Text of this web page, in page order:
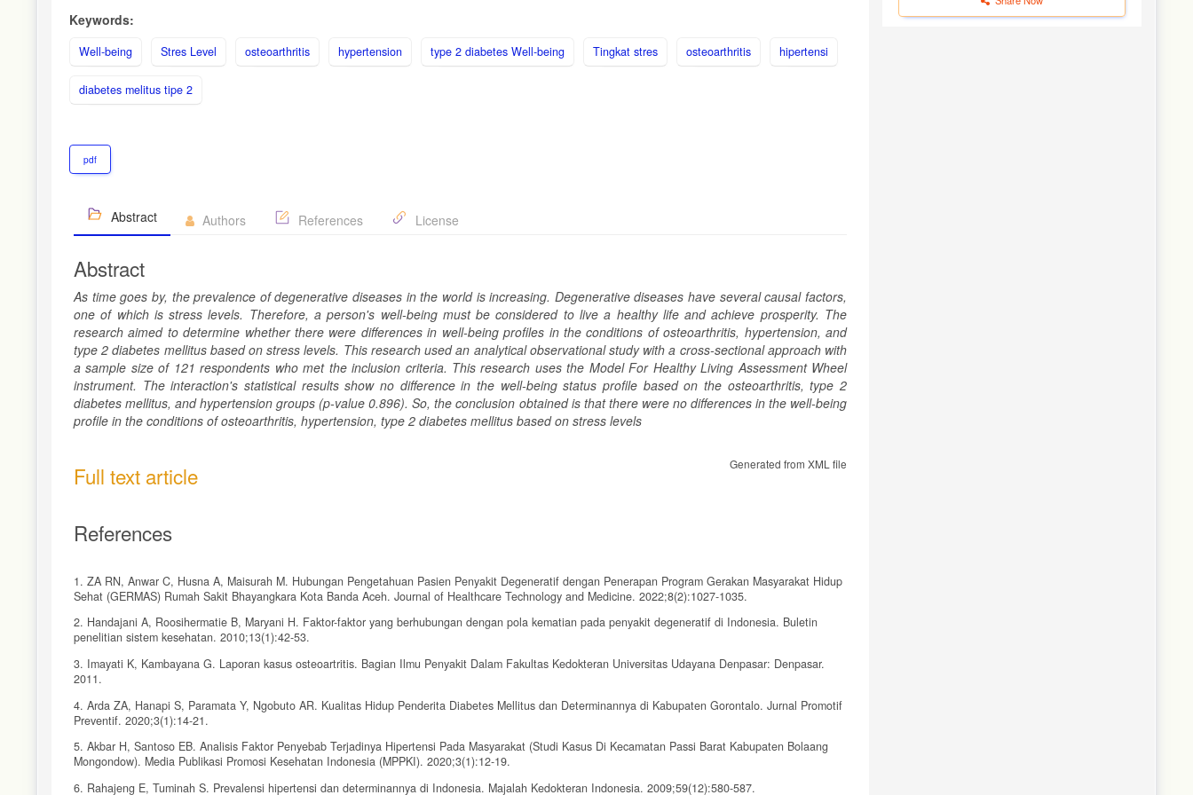
Keywords:
Well-being Stres Level osteoarthritis hypertension type 2 diabetes Well-being Tingkat stres osteoarthritis hipertensi
diabetes melitus tipe 2
pdf
Abstract Authors References License
Abstract
As time goes by, the prevalence of degenerative diseases in the world is increasing. Degenerative diseases have several causal factors,
one of which is stress levels. Therefore, a person's well-being must be considered to live a healthy life and achieve prosperity. The
research aimed to determine whether there were differences in well-being profiles in the conditions of osteoarthritis, hypertension, and
type 2 diabetes mellitus based on stress levels. This research used an analytical observational study with a cross-sectional approach with
a sample size of 121 respondents who met the inclusion criteria. This research uses the Model For Healthy Living Assessment Wheel
instrument. The interaction's statistical results show no difference in the well-being status profile based on the osteoarthritis, type 2
diabetes mellitus, and hypertension groups (p-value 0.896). So, the conclusion obtained is that there were no differences in the well-being
profile in the conditions of osteoarthritis, hypertension, type 2 diabetes mellitus based on stress levels
Full text article Generated from XML file
References
1. ZA RN, Anwar C, Husna A, Maisurah M. Hubungan Pengetahuan Pasien Penyakit Degeneratif dengan Penerapan Program Gerakan Masyarakat Hidup
Sehat (GERMAS) Rumah Sakit Bhayangkara Kota Banda Aceh. Journal of Healthcare Technology and Medicine. 2022;8(2):1027-1035.
2. Handajani A, Roosihermatie B, Maryani H. Faktor-faktor yang berhubungan dengan pola kematian pada penyakit degeneratif di Indonesia. Buletin
penelitian sistem kesehatan. 2010;13(1):42-53.
3. Imayati K, Kambayana G. Laporan kasus osteoartritis. Bagian Ilmu Penyakit Dalam Fakultas Kedokteran Universitas Udayana Denpasar: Denpasar.
2011.
4. Arda ZA, Hanapi S, Paramata Y, Ngobuto AR. Kualitas Hidup Penderita Diabetes Mellitus dan Determinannya di Kabupaten Gorontalo. Jurnal Promotif
Preventif. 2020;3(1):14-21.
5. Akbar H, Santoso EB. Analisis Faktor Penyebab Terjadinya Hipertensi Pada Masyarakat (Studi Kasus Di Kecamatan Passi Barat Kabupaten Bolaang
Mongondow). Media Publikasi Promosi Kesehatan Indonesia (MPPKI). 2020;3(1):12-19.
6. Rahajeng E, Tuminah S. Prevalensi hipertensi dan determinannya di Indonesia. Majalah Kedokteran Indonesia. 2009;59(12):580-587.